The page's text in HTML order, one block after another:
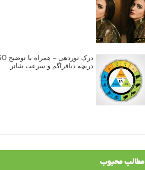
دریچه دیافراگم و سرعت شاتر
مطالب محبوب